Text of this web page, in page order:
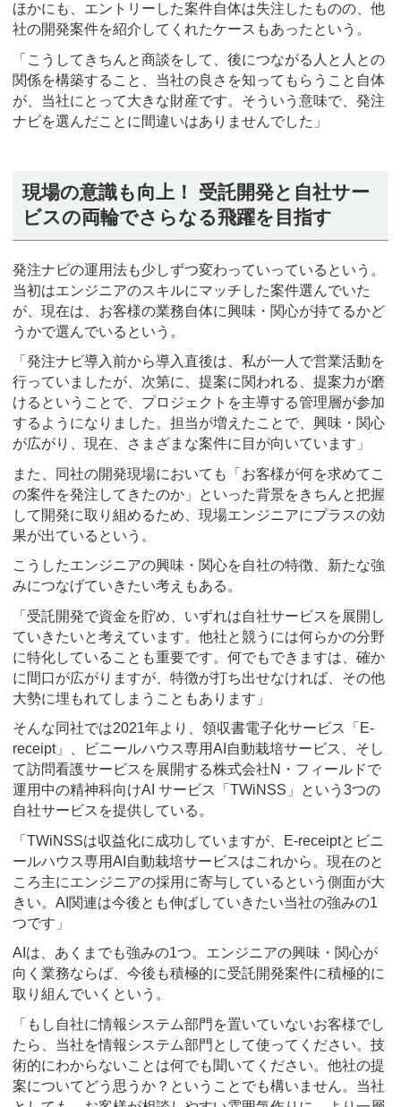
ほかにも、エントリーした案件自体は失注したものの、他
社の開発案件を紹介してくれたケースもあったという。
「こうしてきちんと商談をして、後につながる人と人との
関係を構築すること、当社の良さを知ってもらうこと自体
が、当社にとって大きな財産です。そういう意味で、発注
ナビを選んだことに間違いはありませんでした」
現場の意識も向上！ 受託開発と自社サー
ビスの両輪でさらなる飛躍を目指す
発注ナビの運用法も少しずつ変わっていっているという。
当初はエンジニアのスキルにマッチした案件選んでいた
が、現在は、お客様の業務自体に興味・関心が持てるかど
うかで選んでいるという。
「発注ナビ導入前から導入直後は、私が一人で営業活動を
行っていましたが、次第に、提案に関われる、提案力が磨
けるということで、プロジェクトを主導する管理層が参加
するようになりました。担当が増えたことで、興味・関心
が広がり、現在、さまざまな案件に目が向いています」
また、同社の開発現場においても「お客様が何を求めてこ
の案件を発注してきたのか」といった背景をきちんと把握
して開発に取り組めるため、現場エンジニアにプラスの効
果が出ているという。
こうしたエンジニアの興味・関心を自社の特徴、新たな強
みにつなげていきたい考えもある。
「受託開発で資金を貯め、いずれは自社サービスを展開し
ていきたいと考えています。他社と競うには何らかの分野
に特化していることも重要です。何でもできますは、確か
に間口が広がりますが、特徴が打ち出せなければ、その他
大勢に埋もれてしまうこともあります」
そんな同社では2021年より、領収書電子化サービス「E-
receipt」、ビニールハウス専用AI自動栽培サービス、そし
て訪問看護サービスを展開する株式会社N・フィールドで
運用中の精神科向けAI サービス「TWiNSS」という3つの
自社サービスを提供している。
「TWiNSSは収益化に成功していますが、E-receiptとビニ
ールハウス専用AI自動栽培サービスはこれから。現在のと
ころ主にエンジニアの採用に寄与しているという側面が大
きい。AI関連は今後とも伸ばしていきたい当社の強みの1
つです」
AIは、あくまでも強みの1つ。エンジニアの興味・関心が
向く業務ならば、今後も積極的に受託開発案件に積極的に
取り組んでいくという。
「もし自社に情報システム部門を置いていないお客様でし
たら、当社を情報システム部門として使ってください。技
術的にわからないことは何でも聞いてください。他社の提
案についてどう思うか？ということでも構いません。当社